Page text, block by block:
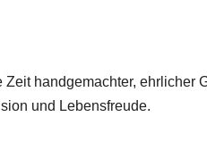
handgemachter, ehrlicher
und Lebensfreude.